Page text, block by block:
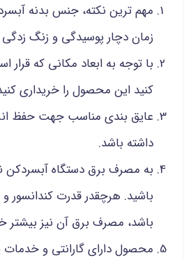
مهم ترین نکته، جنس بدنه
زمان دچار پوسیدگی و زنگ
با توجه به ابعاد مکانی که
کنید این محصول را خریداری
عایق بندی مناسب جهت حفظ
داشته باشد.
به مصرف برق دستگاه آبسردکن
باشید. هرچقدر قدرت کندانسور و
باشد، مصرف برق آن نیز بیشتر
محصول دارای گارانتی و